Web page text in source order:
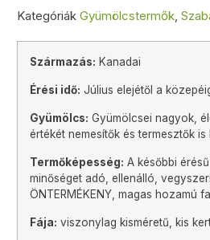
Kategóriák Gyümölcstermők,
Származás: Kanadai
Érési idő: Július elejétől a
Gyümölcs: Gyümölcsei nagyok,
értékét nemesítők és termesztők is
Termőképesség: A későbbi
minőséget adó, ellenálló,
ÖNTERMÉKENY, magas hozamú
Fája: viszonylag kisméretű, kis